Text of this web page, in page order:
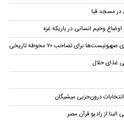
در مسجد قبا
غذای حلال
درون‌حزبی میشیگان
از رادیو قرآن مصر